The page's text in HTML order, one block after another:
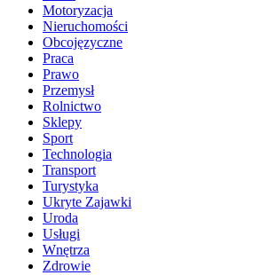
Motoryzacja
Nieruchomości
Obcojęzyczne
Praca
Prawo
Przemysł
Rolnictwo
Sklepy
Sport
Technologia
Transport
Turystyka
Ukryte Zajawki
Uroda
Usługi
Wnętrza
Zdrowie